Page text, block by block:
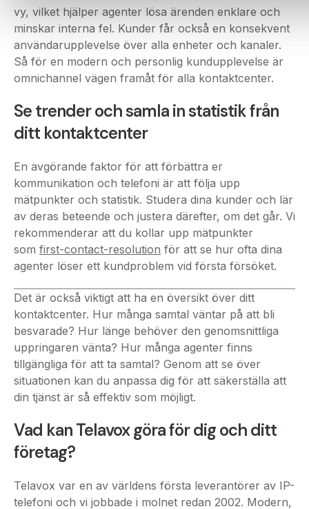
användarupplevelse över alla enheter och kanaler.
Så för en modern och personlig kundupplevelse är
omnichannel vägen framåt för alla kontaktcenter.
Se trender och samla in statistik från
ditt kontaktcenter
En avgörande faktor för att förbättra er
mätpunkter och statistik. Studera dina kunder och lär
av deras beteende och justera därefter, om det går. Vi
rekommenderar att du kollar upp mätpunkter
somfirst-contact-resolutionför att se hur ofta dina
agenter löser ett kundproblem vid första försöket.
Det är också viktigt att ha en översikt över ditt
besvarade? Hur länge behöver den genomsnittliga
uppringaren vänta? Hur många agenter finns
tillgängliga för att ta samtal? Genom att se över
situationen kan du anpassa dig för att säkerställa att
din tjänst är så effektiv som möjligt.
Vad kan Telavox göra för dig och ditt
företag?
Telavox var en av världens första leverantörer av IP-
smart företagstelefoni har alltid varit en del av vårt
DNA. Vi strävar efter att hjälpa våra kunder att